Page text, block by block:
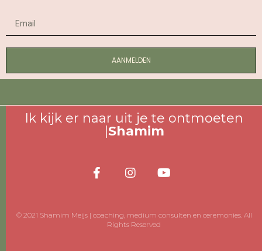
AANMELDEN
Ik kijk er naar uit je te ontmoeten
|Shamim
© 2021 Shamim Meijs | coaching, medium consulten en ceremonies. All
Rights Reserved